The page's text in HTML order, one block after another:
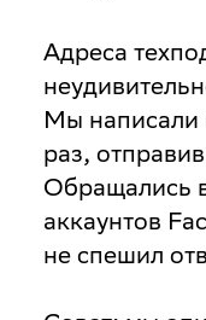
Адреса
Мы написали
раз,
Обращались
аккаунтов
не спешил